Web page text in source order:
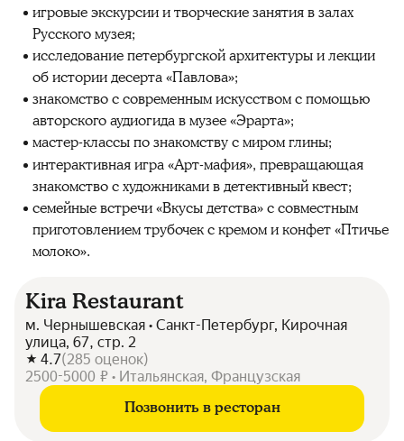
игровые экскурсии и творческие занятия в залах
Русского музея;
исследование петербургской архитектуры и лекции
об истории десерта «Павлова»;
знакомство с современным искусством с помощью
авторского аудиогида в музее «Эрарта»;
мастер-классы по знакомству с миром глины;
интерактивная игра «Арт-мафия», превращающая
знакомство с художниками в детективный квест;
семейные встречи «Вкусы детства» с совместным
приготовлением трубочек с кремом и конфет «Птичье
молоко».
Kira Restaurant
м. Чернышевская • Санкт-Петербург, Кирочная
улица, 67, стр. 2
4.7(285 оценок)
2500-5000 ₽ • Итальянская, Французская
Позвонить в ресторан